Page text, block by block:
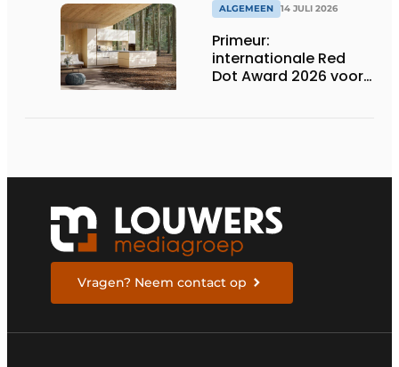
ALGEMEEN 14 JULI 2026
Primeur:
internationale Red
Dot Award 2026 voor
Vragen? Neem contact op